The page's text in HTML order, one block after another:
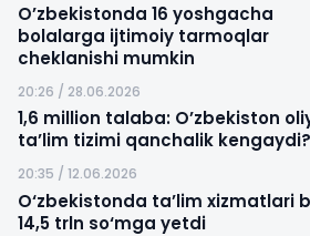
O’zbekistonda 16 yoshgacha
bolalarga ijtimoiy tarmoqlar
cheklanishi mumkin
20:26 / 28.06.2026
1,6 million talaba: O’zbekiston
ta’lim tizimi qanchalik kengaydi?
20:35 / 12.06.2026
O‘zbekistonda ta’lim xizmatlari
14,5 trln so‘mga yetdi